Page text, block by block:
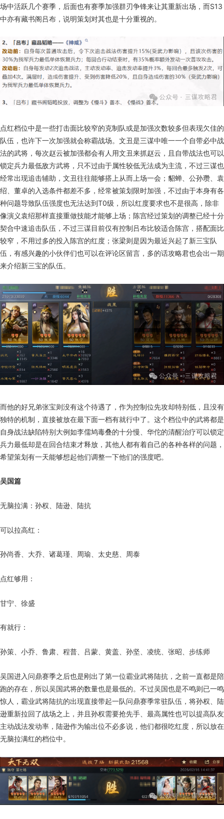
场中活跃几个赛季，后面也有赛季加强群刃争锋来让其重新出场，而S13
中亦有藏书阁吕布，说明策划对其也是十分重视的。
点红档位中是一些打击面比较窄的克制队或是加强次数较多但表现欠佳的
队伍，也许下一次加强就会称霸战场。文丑是三谋中唯一一个自带必中战
法的武将，每次赵云被加强都会有人用文丑来抓赵云，且自带战法也可以
锁定兵力最低敌方武将，只不过由于属性较低无法成为主流，不过三谋也
经常出现追击辅助，文丑往往能够搭上从而上场一会；貂蝉、公孙瓒、袁
绍、董卓的入选条件都差不多，经常被策划限时加强，不过由于本身有各
种问题导致队伍强度也无法达到T0级，所以红度要求也不是很高，除非
像演义袁绍那样直接重做技能才能够上场；陈宫经过策划的调整已经十分
契合中速追击队伍，不过三谋目前仅有控制吕布比较适合陈宫，搭配面比
较窄，不用过多的投入陈宫的红度；张梁则是因为最近兴起了新三宝队
伍，有感兴趣的小伙伴们也可以在评论区留言，多的话攻略君也会出一期
来介绍新三宝的队伍。
而他的好兄弟张宝则没有这个待遇了，作为控制位先攻却特别低，且没有
独特的机制，直接被放在最下面一档有就行中了。这个档位中的武将都是
自身战法缺陷特别大例如李儒鸠毒叠的十分慢、华佗的清醒治疗可以锁定
兵力最低却是在回合结束才释放，其他人都有着自己的各种各样的问题，
希望策划有一天能够想起他们调整一下他们的强度吧。
吴国篇
无脑拉满：孙权、陆逊、陆抗
可以拉高红：
孙尚香、大乔、诸葛瑾、周瑜、太史慈、周泰
点红够用：
甘宁、徐盛
有就行：
孙策、小乔、鲁肃、程普、吕蒙、黄盖、孙坚、凌统、张昭、步练师
吴国进入问鼎赛季之后也是刚出了第一位霸业武将陆抗，之前一直都是陪
跑的存在，所以吴国武将的数量也是最低的。不过吴国也是不鸣则已一鸣
惊人，霸业武将陆抗的出现直接带起一队问鼎赛季常驻队伍，将孙权、陆
逊重新拉回了战场之上，并且孙权需要抢先手、最高属性也可以提高队友
主动战法发动率，陆逊作为输出位不必多说，他们都很吃红度，所以放在
无脑拉满红的档位中。